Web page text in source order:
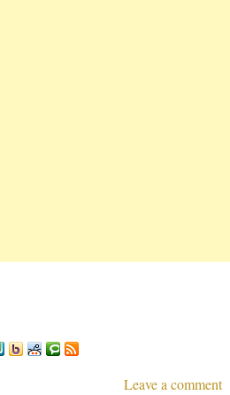
Leave a comment